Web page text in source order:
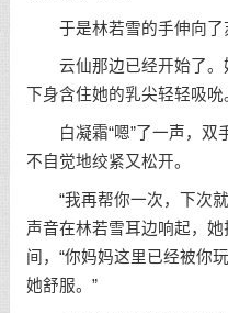
于是林若雪的手伸向了
云仙那边已经开始了。
下身含住她的乳尖轻轻吸吮
白凝霜“嗯”了一声，双
不自觉地绞紧又松开。
“我再帮你一次，下次就
声音在林若雪耳边响起，
间，“你妈妈这里已经被你
她舒服。”